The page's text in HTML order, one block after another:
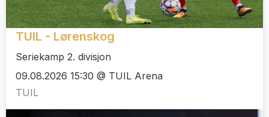
TUIL - Lørenskog
Seriekamp 2. divisjon
09.08.2026 15:30 @ TUIL Arena
TUIL